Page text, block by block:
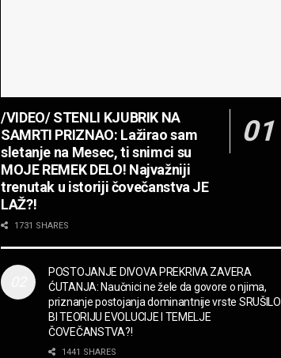
/VIDEO/ STENLI KJUBRIK NA
SAMRTI PRIZNAO: Lažirao sam
sletanje na Mesec, ti snimci su
MOJE REMEK DELO! Najvažniji
trenutak u istoriji čovečanstva JE
LAŽ?!
1731 SHARES
POSTOJANJE DIVOVA PREKRIVA ZAVERA
ĆUTANJA: Naučnici ne žele da govore o njima,
priznanje postojanja dominantnije vrste SRUŠILO
BI TEORIJU EVOLUCIJE I TEMELJE
ČOVEČANSTVA?!
1441 SHARES